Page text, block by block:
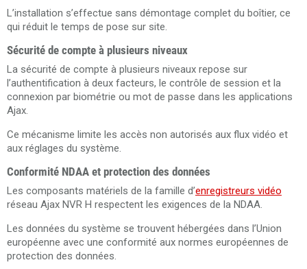
L’installation s’effectue sans démontage complet du boîtier, ce
qui réduit le temps de pose sur site.
Sécurité de compte à plusieurs niveaux
La sécurité de compte à plusieurs niveaux repose sur
l’authentification à deux facteurs, le contrôle de session et la
connexion par biométrie ou mot de passe dans les applications
Ajax.
Ce mécanisme limite les accès non autorisés aux flux vidéo et
aux réglages du système.
Conformité NDAA et protection des données
Les composants matériels de la famille d’enregistreurs vidéo
réseau Ajax NVR H respectent les exigences de la NDAA.
Les données du système se trouvent hébergées dans l’Union
européenne avec une conformité aux normes européennes de
protection des données.